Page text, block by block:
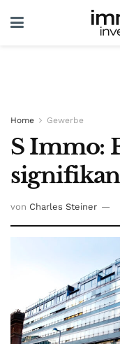
Home Gewerbe
S Immo:
von Charles Steiner